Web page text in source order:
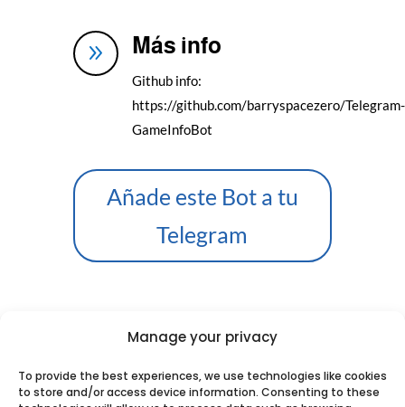
Manage your privacy
To provide the best experiences, we use technologies like cookies
to store and/or access device information. Consenting to these
9 Más info
Github info:
https://github.com/barryspacezero/Telegram-
GameInfoBot
Añade este Bot a tu
Telegram
Perhaps You could like: